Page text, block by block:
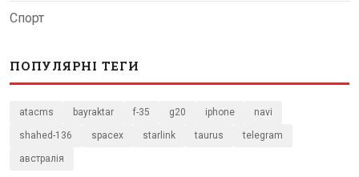
Спорт
ПОПУЛЯРНІ ТЕГИ
atacms bayraktar f-35 g20 iphone navi
shahed-136 spacex starlink taurus telegram
австралія